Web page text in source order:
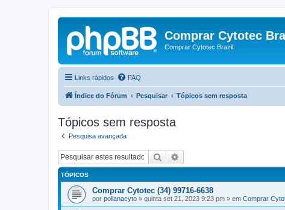
Comprar Cytotec
Comprar Cytotec Brazil
Links rápidos FAQ
Índice do Fórum Pesquisar Tópicos sem resposta
Tópicos sem resposta
Pesquisa avançada
Pesquisar
TÓPICOS
Comprar Cytotec (34) 99716-6638
por polianacyto » quinta set 21, 2023 9:23 pm » em Comprar